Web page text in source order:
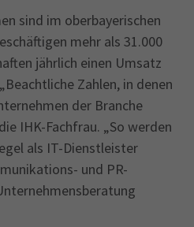
sind im oberbayerischen
mehr als 31.000
jährlich einen Umsatz
Zahlen, in denen
der Branche
IHK-Fachfrau. „So werden
als IT-Dienstleister
und PR-